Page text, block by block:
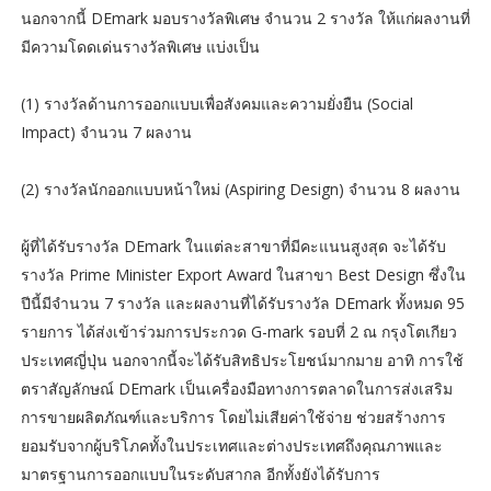
นอกจากนี้ DEmark มอบรางวัลพิเศษ จำนวน 2 รางวัล ให้แก่ผลงานที่
มีความโดดเด่นรางวัลพิเศษ แบ่งเป็น
(1) รางวัลด้านการออกแบบเพื่อสังคมและความยั่งยืน (Social
Impact) จำนวน 7 ผลงาน
(2) รางวัลนักออกแบบหน้าใหม่ (Aspiring Design) จำนวน 8 ผลงาน
ผู้ที่ได้รับรางวัล DEmark ในแต่ละสาขาที่มีคะแนนสูงสุด จะได้รับ
รางวัล Prime Minister Export Award ในสาขา Best Design ซึ่งใน
ปีนี้มีจำนวน 7 รางวัล และผลงานที่ได้รับรางวัล DEmark ทั้งหมด 95
รายการ ได้ส่งเข้าร่วมการประกวด G-mark รอบที่ 2 ณ กรุงโตเกียว
ประเทศญี่ปุ่น นอกจากนี้จะได้รับสิทธิประโยชน์มากมาย อาทิ การใช้
ตราสัญลักษณ์ DEmark เป็นเครื่องมือทางการตลาดในการส่งเสริม
การขายผลิตภัณฑ์และบริการ โดยไม่เสียค่าใช้จ่าย ช่วยสร้างการ
ยอมรับจากผู้บริโภคทั้งในประเทศและต่างประเทศถึงคุณภาพและ
มาตรฐานการออกแบบในระดับสากล อีกทั้งยังได้รับการ